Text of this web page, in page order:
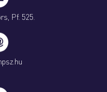
Pf. 525.